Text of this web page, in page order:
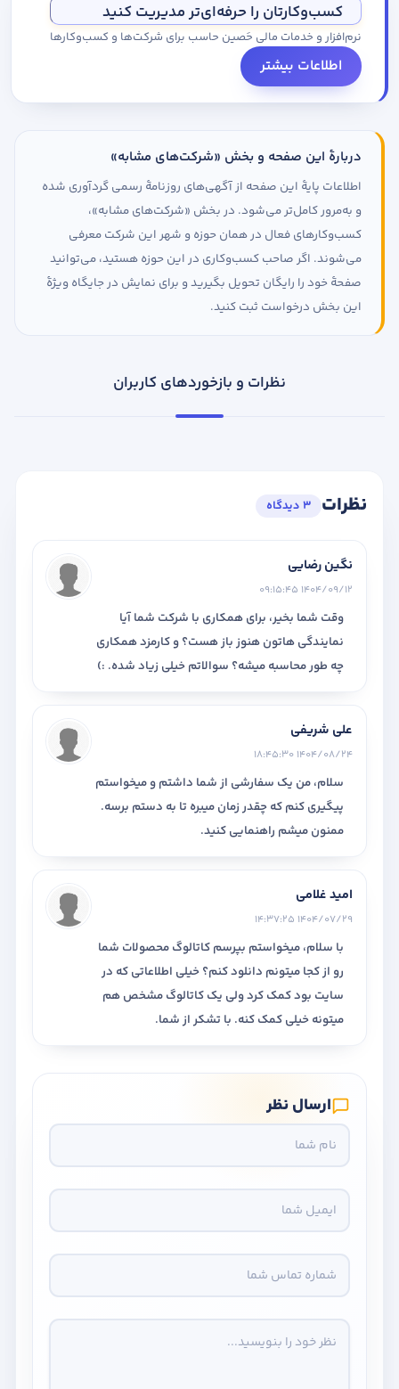
کسب‌وکارتان را حرفه‌ای‌تر مدیریت کنید
نرم‌افزار و خدمات مالی حَصین حاسب برای شرکت‌ها و کسب‌وکارها
اطلاعات بیشتر
دربارهٔ این صفحه و بخش «شرکت‌های مشابه»
اطلاعات پایهٔ این صفحه از آگهی‌های روزنامهٔ رسمی گردآوری شده
و به‌مرور کامل‌تر می‌شود. در بخش «شرکت‌های مشابه»،
کسب‌وکارهای فعال در همان حوزه و شهر این شرکت معرفی
می‌شوند. اگر صاحب کسب‌وکاری در این حوزه هستید، می‌توانید
صفحهٔ خود را رایگان تحویل بگیرید و برای نمایش در جایگاه ویژهٔ
این بخش درخواست ثبت کنید.
نظرات و بازخوردهای کاربران
نظرات 3 دیدگاه
نگین رضایی
1404/09/12 09:15:45
وقت شما بخیر، برای همکاری با شرکت شما آیا
نمایندگی هاتون هنوز باز هست؟ و کارمزد همکاری
چه طور محاسبه میشه؟ سوالاتم خیلی زیاد شده. :)
علی شریفی
1404/08/24 18:45:30
سلام، من یک سفارشی از شما داشتم و میخواستم
پیگیری کنم که چقدر زمان میبره تا به دستم برسه.
ممنون میشم راهنمایی کنید.
امید غلامی
1404/07/29 14:37:25
با سلام، میخواستم بپرسم کاتالوگ محصولات شما
رو از کجا میتونم دانلود کنم؟ خیلی اطلاعاتی که در
سایت بود کمک کرد ولی یک کاتالوگ مشخص هم
میتونه خیلی کمک کنه. با تشکر از شما.
ارسال نظر